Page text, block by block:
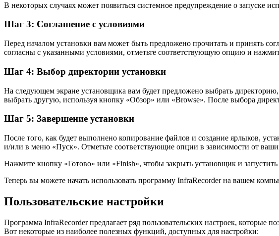
В некоторых случаях может появиться системное предупреждение о запуске
Шаг 3: Соглашение с условиями
Перед началом установки вам может быть предложено прочитать и принять
согласны с указанными условиями, отметьте соответствующую опцию и
Шаг 4: Выбор директории установки
На следующем экране установщика вам будет предложено выбрать
выбрать другую, используя кнопку «Обзор» или «Browse». После выбора
Шаг 5: Завершение установки
После того, как будет выполнено копирование файлов и создание ярлыков,
и/или в меню «Пуск». Отметьте соответствующие опции в зависимости от
Нажмите кнопку «Готово» или «Finish», чтобы закрыть установщик и
Теперь вы можете начать использовать программу InfraRecorder на вашем
Пользовательские настройки
Программа InfraRecorder предлагает ряд пользовательских настроек, которые
Вот некоторые из наиболее полезных функций, доступных для настройки: